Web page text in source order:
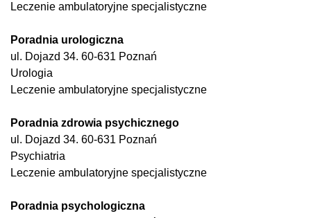
Leczenie ambulatoryjne specjalistyczne
Poradnia urologiczna
ul. Dojazd 34. 60-631 Poznań
Urologia
Leczenie ambulatoryjne specjalistyczne
Poradnia zdrowia psychicznego
ul. Dojazd 34. 60-631 Poznań
Psychiatria
Leczenie ambulatoryjne specjalistyczne
Poradnia psychologiczna